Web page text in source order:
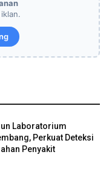
Laboratorium
Perkuat Deteksi
Penyakit